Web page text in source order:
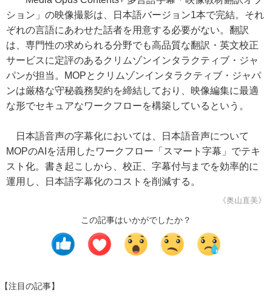
ション」の映像撮影は、日本語バージョン1本で完結。それ
ぞれの言語にあわせた話者を用意する必要がない。翻訳
は、専門性の求められる分野でも高品質な翻訳・英文校正
サービスに定評のあるクリムゾンインタラクティブ・ジャ
パンが担当。MOPとクリムゾンインタラクティブ・ジャパ
ンは厳格な守秘義務契約を締結しており、映像編集に最適
な形でセキュアなワークフローを構築しているという。
日本語音声の字幕化においては、日本語音声について
MOPのAIを活用したワークフロー「スマート字幕」でテキ
スト化。書き起こしから、校正、字幕付与までを効率的に
運用し、日本語字幕化のコストを削減する。
《奥山直美》
この記事はいかがでしたか？
【注目の記事】